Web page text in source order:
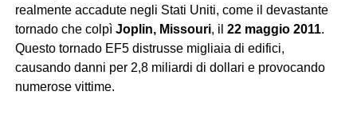
realmente accadute negli Stati Uniti, come il devastante
tornado che colpì Joplin, Missouri, il 22 maggio 2011.
Questo tornado EF5 distrusse migliaia di edifici,
causando danni per 2,8 miliardi di dollari e provocando
numerose vittime.